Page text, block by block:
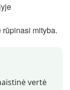
mityba.
vertė